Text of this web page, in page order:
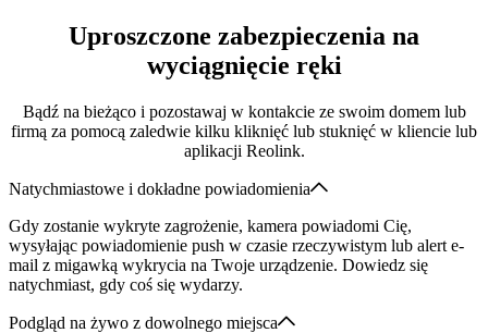
Uproszczone zabezpieczenia na
wyciągnięcie ręki
Bądź na bieżąco i pozostawaj w kontakcie ze swoim domem lub
firmą za pomocą zaledwie kilku kliknięć lub stuknięć w kliencie lub
aplikacji Reolink.
Natychmiastowe i dokładne powiadomienia
Gdy zostanie wykryte zagrożenie, kamera powiadomi Cię,
wysyłając powiadomienie push w czasie rzeczywistym lub alert e-
mail z migawką wykrycia na Twoje urządzenie. Dowiedz się
natychmiast, gdy coś się wydarzy.
Podgląd na żywo z dowolnego miejsca